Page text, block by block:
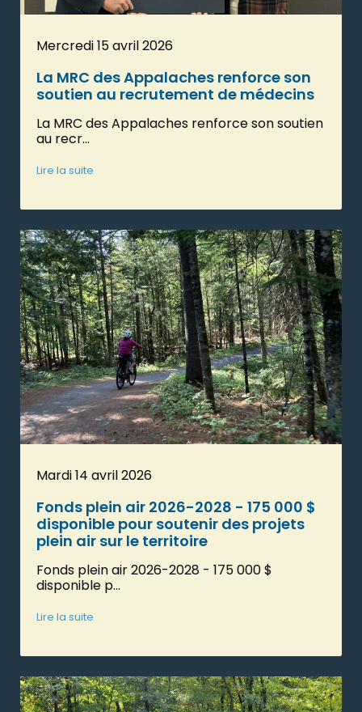
Mercredi 15 avril 2026
La MRC des Appalaches renforce son
soutien au recrutement de médecins
La MRC des Appalaches renforce son soutien
au recr...
Lire la suite
Mardi 14 avril 2026
Fonds plein air 2026-2028 - 175 000 $
disponible pour soutenir des projets
plein air sur le territoire
Fonds plein air 2026-2028 - 175 000 $
disponible p...
Lire la suite